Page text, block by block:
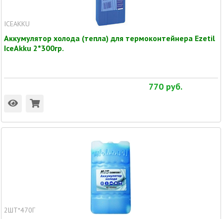
ICEAKKU
Аккумулятор холода (тепла) для термоконтейнера Ezetil
IceAkku 2*300гр.
770 руб.
2ШТ*470Г